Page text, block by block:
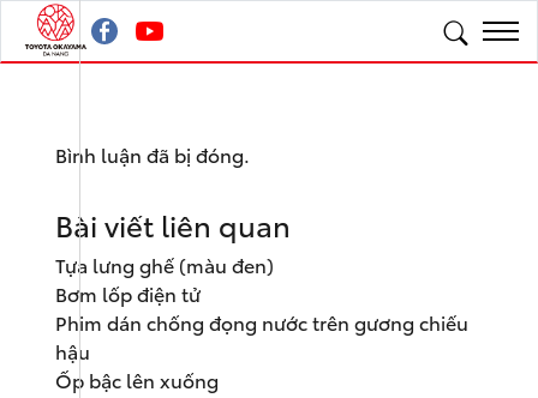
Bình luận đã bị đóng.
Bài viết liên quan
Tựa lưng ghế (màu đen)
Bơm lốp điện tử
Phim dán chống đọng nước trên gương chiếu
hậu
Ốp bậc lên xuống